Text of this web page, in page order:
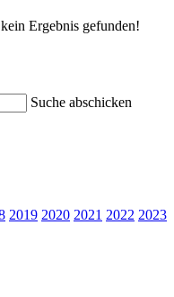
Ergebnis gefunden!
Suche abschicken
2019 2020 2021 2022 2023